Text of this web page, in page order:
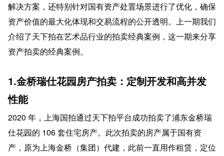
解决方案，还特别针对国有资产处置场景进行了优化，确保
资产价值的最大化体现和交易流程的公开透明。上一期我们
介绍了天下拍在艺术品行业的拍卖经典案例，这一期来分享
资产拍卖的经典案例。
1.金桥瑞仕花园房产拍卖：定制开发和高并发
性能
2020 年，上海国拍通过天下拍平台成功拍卖了浦东金桥瑞
仕花园的 106 套住宅房产。此次拍卖的房产属于国有资
产，原为上海金桥（集团）代建，此前一直用作租赁，定位